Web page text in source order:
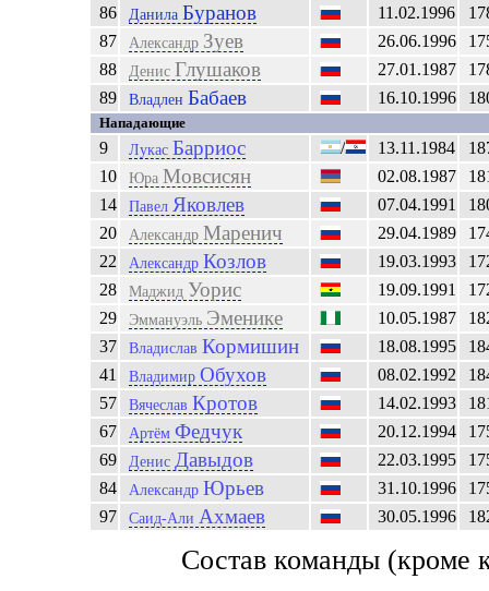
86 Данила Буранов 11.02.1996
87
Александр Зуев 26.06.1996
88
Денис Глушаков 27.01.1987
89
Владлен Бабаев 16.10.1996
Нападающие
9 Лукас Барриос / 13.11.1984
10
Юра Мовсисян 02.08.1987
14
Павел Яковлев 07.04.1991
20
Александр Маренич 29.04.1989
22
Александр Козлов 19.03.1993
28
Маджид Уорис 19.09.1991
29
Эммануэль Эменике 10.05.1987
37
Владислав Кормишин 18.08.1995
41
Владимир Обухов 08.02.1992
57
Вячеслав Кротов 14.02.1993
67
Артём Федчук 20.12.1994
69
Денис Давыдов 22.03.1995
84
Александр Юрьев 31.10.1996
97
Саид-Али Ахмаев 30.05.1996
Состав команды (кроме